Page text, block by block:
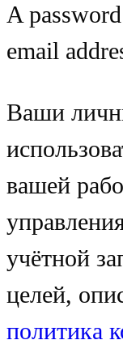
A
email
Ваши
вашей
учётной
целей,
политика